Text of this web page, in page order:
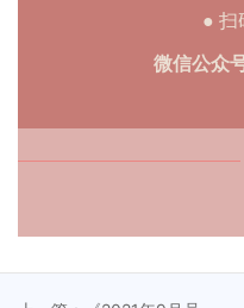
● 扫
微信公众